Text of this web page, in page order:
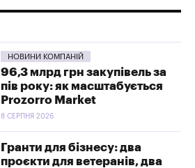
НОВИНИ КОМПАНІЙ
96,3 млрд грн закупівель за
пів року: як масштабується
Prozorro Market
8 СЕРПНЯ 2026
Гранти для бізнесу: два
проєкти для ветеранів, два